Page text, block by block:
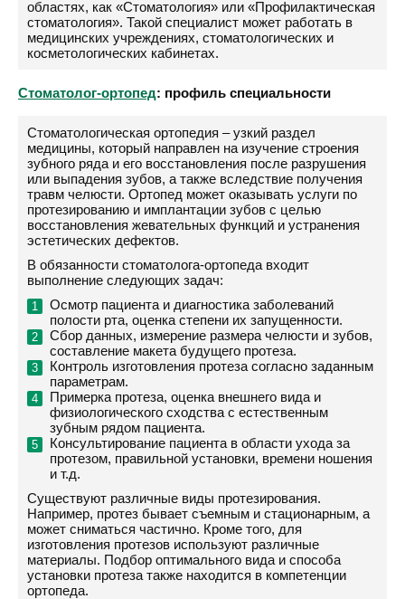
областях, как «Стоматология» или «Профилактическая
стоматология». Такой специалист может работать в
медицинских учреждениях, стоматологических и
косметологических кабинетах.
Стоматолог-ортопед: профиль специальности
Стоматологическая ортопедия – узкий раздел
медицины, который направлен на изучение строения
зубного ряда и его восстановления после разрушения
или выпадения зубов, а также вследствие получения
травм челюсти. Ортопед может оказывать услуги по
протезированию и имплантации зубов с целью
восстановления жевательных функций и устранения
эстетических дефектов.
В обязанности стоматолога-ортопеда входит
выполнение следующих задач:
Осмотр пациента и диагностика заболеваний
полости рта, оценка степени их запущенности.
Сбор данных, измерение размера челюсти и зубов,
составление макета будущего протеза.
Контроль изготовления протеза согласно заданным
параметрам.
Примерка протеза, оценка внешнего вида и
физиологического сходства с естественным
зубным рядом пациента.
Консультирование пациента в области ухода за
протезом, правильной установки, времени ношения
и т.д.
Существуют различные виды протезирования.
Например, протез бывает съемным и стационарным, а
может сниматься частично. Кроме того, для
изготовления протезов используют различные
материалы. Подбор оптимального вида и способа
установки протеза также находится в компетенции
ортопеда.